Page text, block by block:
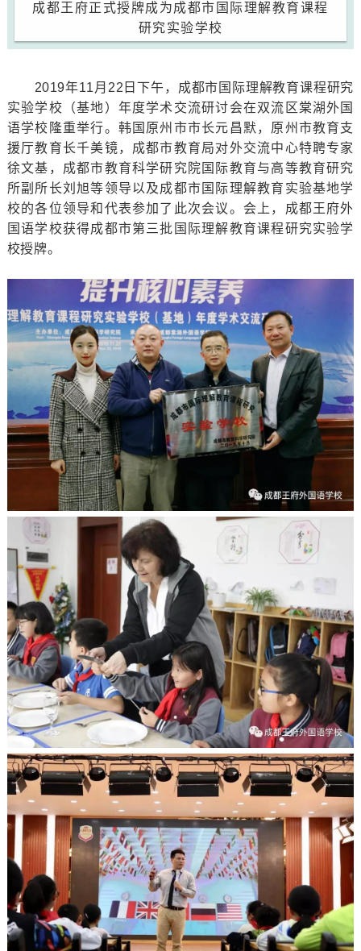
成都王府正式授牌成为成都市国际理解教育课程
研究实验学校
2019年11月22日下午，成都市国际理解教育课程研究
实验学校（基地）年度学术交流研讨会在双流区棠湖外国
语学校隆重举行。韩国原州市市长元昌默，原州市教育支
援厅教育长千美镜，成都市教育局对外交流中心特聘专家
徐文基，成都市教育科学研究院国际教育与高等教育研究
所副所长刘旭等领导以及成都市国际理解教育实验基地学
校的各位领导和代表参加了此次会议。会上，成都王府外
国语学校获得成都市第三批国际理解教育课程研究实验学
校授牌。